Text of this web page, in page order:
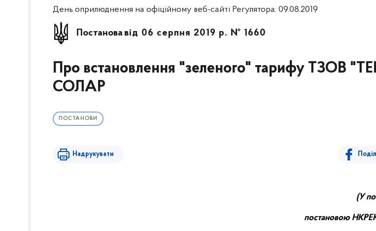
День оприлюднення на офіційному веб-сайті Регулятора: 09.08.2019
Постанова від 06 серпня 2019 р. № 1660
Про встановлення "зеленого" тарифу ТЗОВ
СОЛАР
ПОСТАНОВИ
Надрукувати
(У
постановою